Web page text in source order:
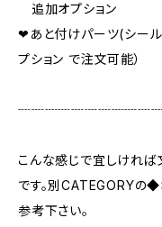
追加オプション
❤あと付けパーツ(シール
プション で注文可能）
こんな感じで宜しけれ
です。別CATEGORYの
参考下さい。